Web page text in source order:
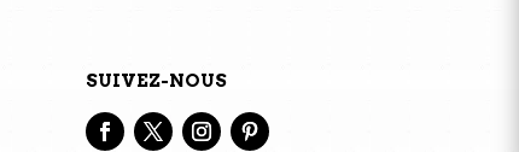
SUIVEZ-NOUS